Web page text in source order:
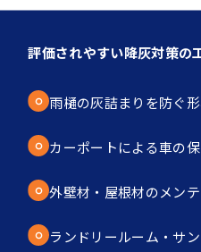
評価されやすい降灰対策の
雨樋の灰詰まりを防ぐ
カーポートによる車の
外壁材・屋根材のメン
ランドリールーム・サ